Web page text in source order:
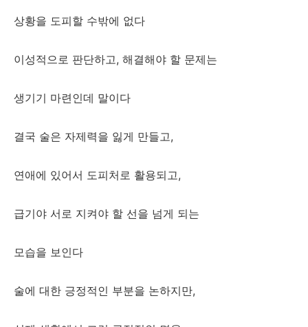
상황을 도피할 수밖에 없다
이성적으로 판단하고, 해결해야 할 문제는
생기기 마련인데 말이다
결국 술은 자제력을 잃게 만들고,
연애에 있어서 도피처로 활용되고,
급기야 서로 지켜야 할 선을 넘게 되는
모습을 보인다
술에 대한 긍정적인 부분을 논하지만,